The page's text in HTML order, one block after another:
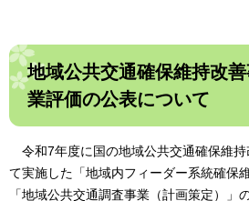
地域公共交通確保維持改
業評価の公表について
令和7年度に国の地域公共交通確保維持
て実施した「地域内フィーダー系統確保
「地域公共交通調査事業（計画策定）」